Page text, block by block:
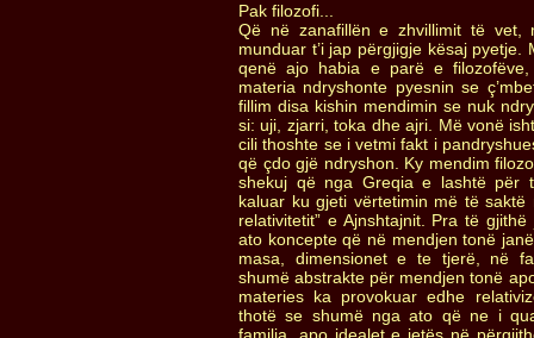
Pak filozofi...
Që në zanafillën e zhvillimit të vet,
munduar t’i jap përgjigje kësaj pyetje.
qenë ajo habia e parë e
materia ndryshonte pyesnin se
fillim disa kishin mendimin se nuk
si: uji, zjarri, toka dhe ajri. Më vonë
cili thoshte se i vetmi fakt i
që çdo gjë ndryshon. Ky mendim
shekuj që nga Greqia e lashtë për
kaluar ku gjeti vërtetimin më të saktë
relativitetit” e Ajnshtajnit. Pra të
ato koncepte që në mendjen tonë
masa, dimensionet e te tjerë, në
shumë abstrakte për mendjen tonë
materies ka provokuar edhe
thotë se shumë nga ato që ne i